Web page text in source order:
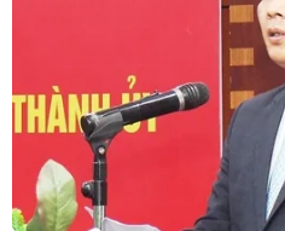
Thanh Hóa: Một
vong khi phòng
04/08/2019 04:15
Anh Thao Văn Súa, là